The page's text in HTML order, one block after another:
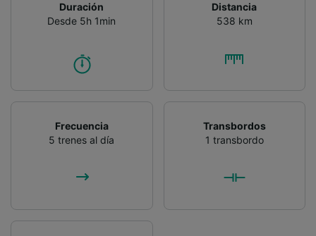
Duración
Desde 5h 1min
Distancia
538 km
Frecuencia
5 trenes al día
Transbordos
1 transbordo